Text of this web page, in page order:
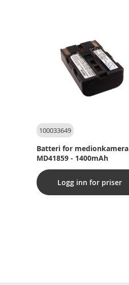
100033649
Batteri for medionkamera
MD41859 - 1400mAh
Logg inn for priser